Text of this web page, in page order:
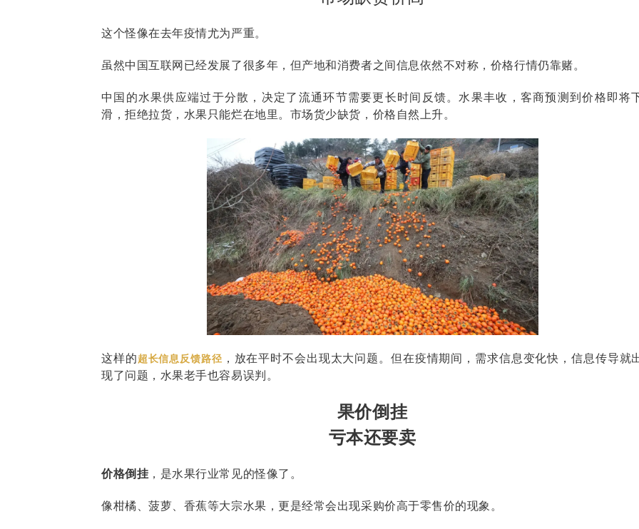
这个怪像在去年疫情尤为严重。
虽然中国互联网已经发展了很多年，但产地和消费者之间信息依然不对称，价格行情仍靠赌。
中国的水果供应端过于分散，决定了流通环节需要更长时间反馈。水果丰收，客商预测到价格即将
滑，拒绝拉货，水果只能烂在地里。市场货少缺货，价格自然上升。
这样的超长信息反馈路径 ，放在平时不会出现太大问题。但在疫情期间，需求信息变化快，信息传导就
现了问题，水果老手也容易误判。
果价倒挂
亏本还要卖
价格倒挂 ，是水果行业常见的怪像了。
像柑橘、菠萝、香蕉等大宗水果，更是经常会出现采购价高于零售价的现象。